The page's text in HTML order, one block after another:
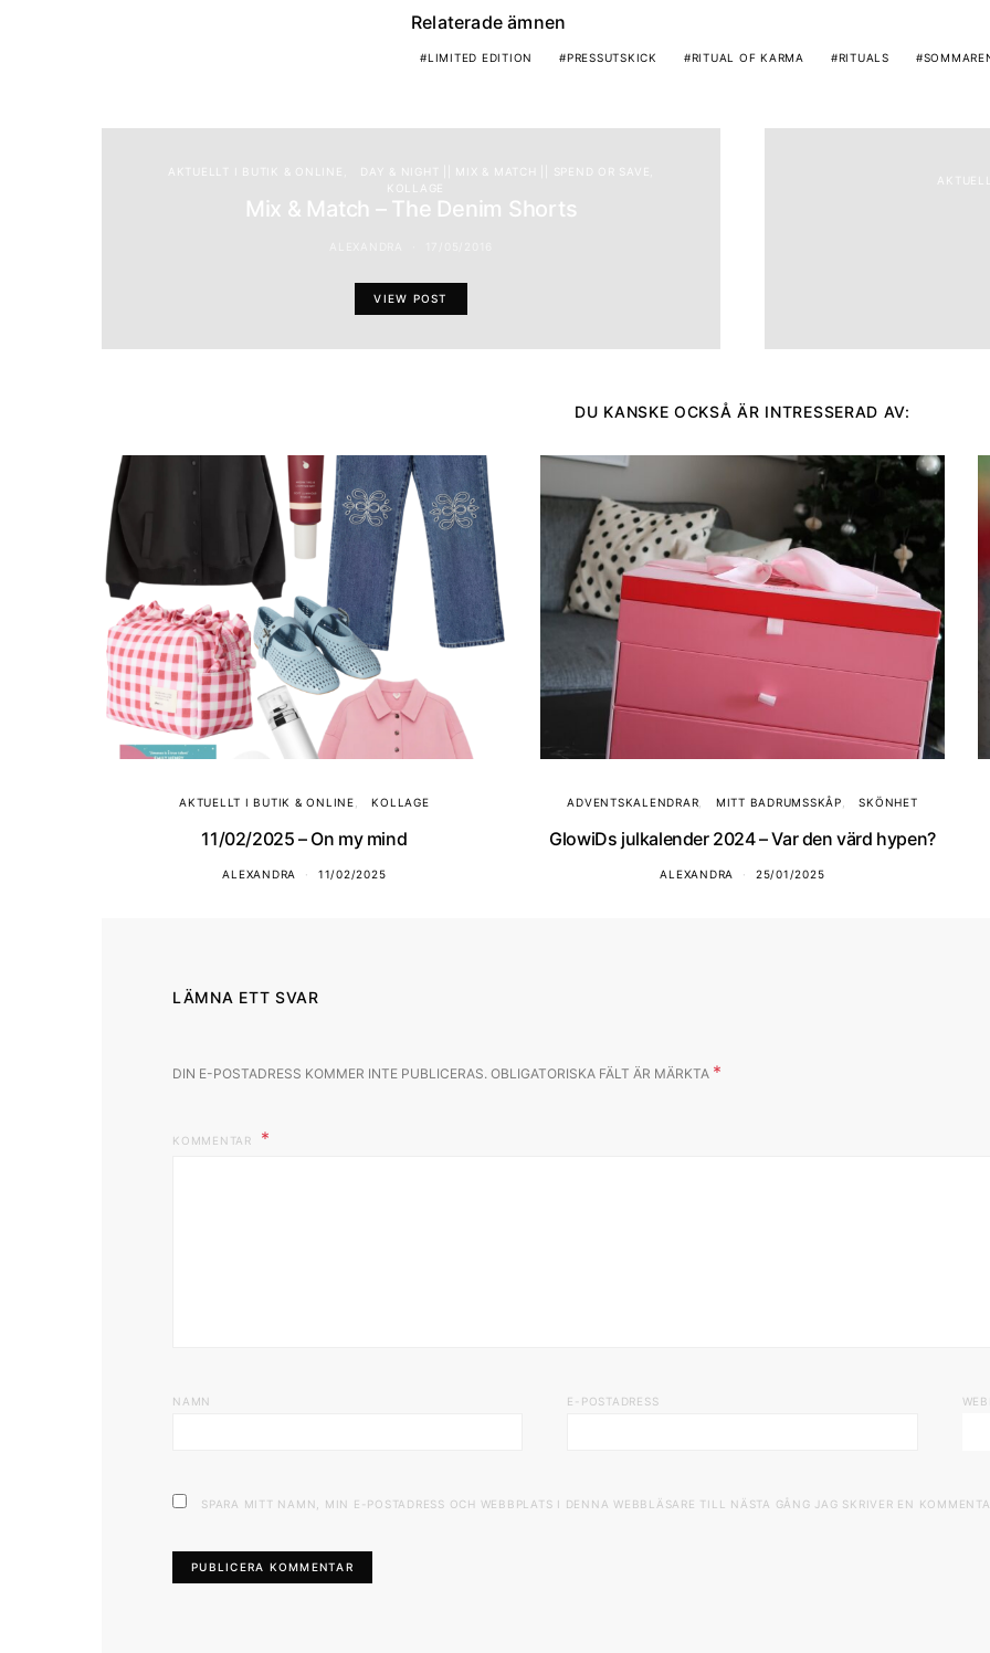
Relaterade ämnen
LIMITED EDITION PRESSUTSKICK RITUAL OF KARMA RITUALS
AKTUELLT I BUTIK & ONLINE
DAY & NIGHT || MIX & MATCH || SPEND OR SAVE
KOLLAGE
Mix & Match – The Denim Shorts
VIEW POST
DU KANSKE OCKSÅ ÄR INTRESSERAD AV:
AKTUELLT I BUTIK & ONLINE KOLLAGE
11/02/2025 – On my mind
ALEXANDRA 11/02/2025
ADVENTSKALENDRAR MITT BADRUMSSKÅP SKÖNHET
GlowiDs julkalender 2024 – Var den värd hypen?
ALEXANDRA 25/01/2025
LÄMNA ETT SVAR
DIN E-POSTADRESS KOMMER INTE PUBLICERAS. OBLIGATORISKA FÄLT ÄR MÄRKTA *
KOMMENTAR
NAMN E-POSTADRESS
SPARA MITT NAMN, MIN E-POSTADRESS OCH WEBBPLATS I DENNA WEBBLÄSARE TILL NÄSTA GÅNG JAG SKRIVER EN